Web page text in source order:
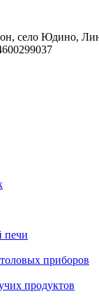
село Юдино,
печи
приборов
продуктов